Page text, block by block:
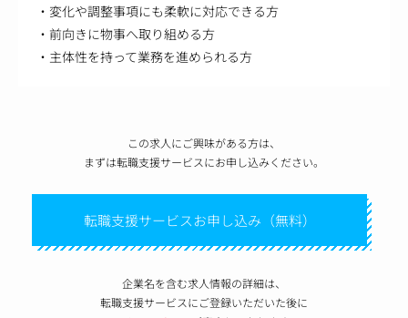
・変化や調整事項にも柔軟に対応できる方
・前向きに物事へ取り組める方
・主体性を持って業務を進められる方
この求人にご興味がある方は、
まずは転職支援サービスにお申し込みください。
転職支援サービスお申し込み（無料）
企業名を含む求人情報の詳細は、
転職支援サービスにご登録いただいた後に